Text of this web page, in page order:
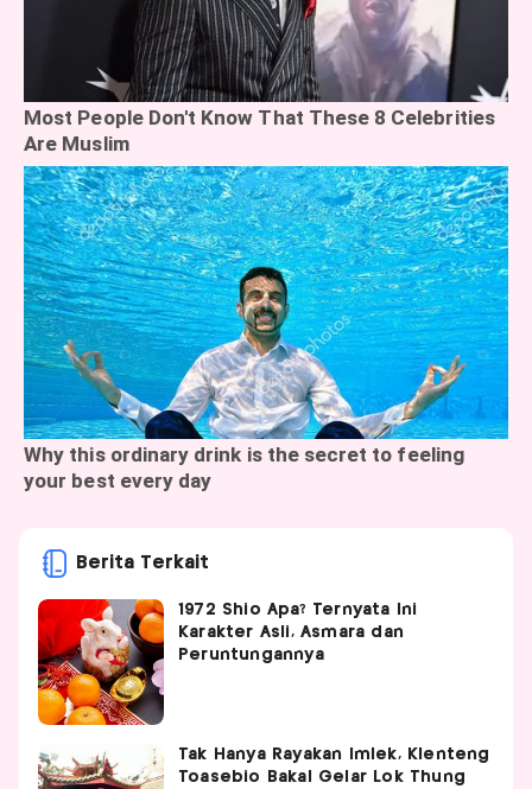
Berita Terkait
1972 Shio Apa? Ternyata Ini
Karakter Asli, Asmara dan
Peruntungannya
Tak Hanya Rayakan Imlek, Klenteng
Toasebio Bakal Gelar Lok Thung